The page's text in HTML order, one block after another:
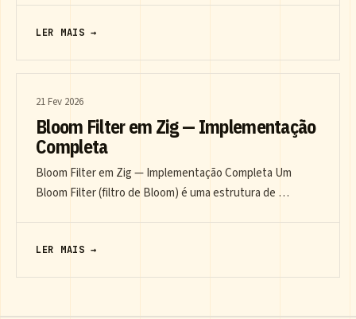
LER MAIS →
21 Fev 2026
Bloom Filter em Zig — Implementação
Completa
Bloom Filter em Zig — Implementação Completa Um
Bloom Filter (filtro de Bloom) é uma estrutura de …
LER MAIS →